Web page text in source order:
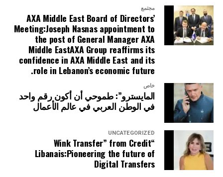
مجتمع
AXA Middle East Board of Directors’
Meeting:Joseph Nasnas appointment to
the post of General Manager AXA
Middle EastAXA Group reaffirms its
confidence in AXA Middle East and its
role in Lebanon’s economic future.
خاص
المايسترو”: طموحي أن أكون رقم واحد
في الوطن العربي في عالم الأعمال
UNCATEGORIZED
“Wink Transfer” from Credit
Libanais:Pioneering the future of
Digital Transfers